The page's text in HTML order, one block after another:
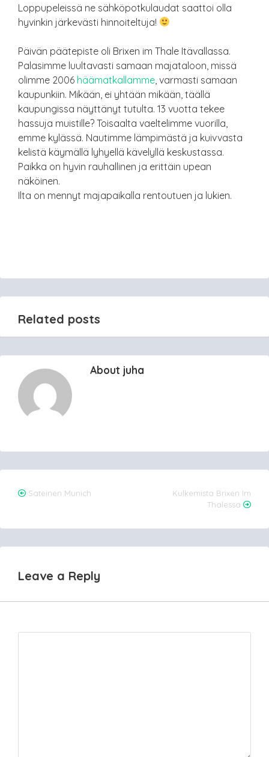
Loppupeleissä ne sähköpotkulaudat saattoi olla
hyvinkin järkevästi hinnoiteltuja!
Päivän päätepiste oli Brixen im Thale Itävallassa.
Palasimme luultavasti samaan majataloon, missä
olimme 2006 häämatkallamme , varmasti samaan
kaupunkiin. Mikään, ei yhtään mikään, täällä
kaupungissa näyttänyt tutulta. 13 vuotta tekee
hassuja muistille? Toisaalta vaeltelimme vuorilla,
emme kylässä. Nautimme lämpimästä ja kuivvasta
kelistä käymällä lyhyellä kävelyllä keskustassa.
Paikka on hyvin rauhallinen ja erittäin upean
näköinen.
Ilta on mennyt majapaikalla rentoutuen ja lukien.
Related posts
About juha
Post
Sateinen Munich
Kulkemista Brixen Im
Thalessa
Leave a Reply